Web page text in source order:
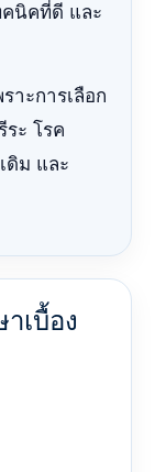
นิคที่ดี และ
าะการเลือก
ะ โรค
ดิม และ
เบื้อง